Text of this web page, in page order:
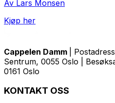
Av Lars Monsen
Kjøp her
Cappelen Damm
|
Sentrum, 0055 Oslo |
0161 Oslo
KONTAKT OSS